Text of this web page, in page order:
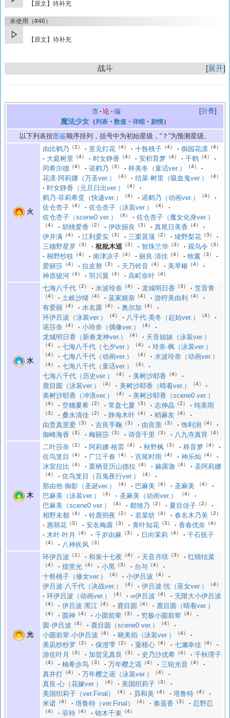
【原文】待补充
未使用（#46）
【原文】待补充
展开
战斗
折叠
查 论 编
魔法少女 （列表 ・ 数值 ・ 详细 ・ 剧情）
以下列表按图鉴顺序排列，括号中为初始星级，“？”为预测星级。
火
由比鹤乃 （2） 里见灯花 （4） 十咎桃子 （4） 御园花凛 （4）
大庭树里 （4） 时女静香 （4） 安积育梦 （4） 千鹤 （4）
冈希尔德 （4） 谣鹤乃 （3） 梓美冬（童话ver.） （4）
花凛·阿莉娜（万圣ver.） （4） 结菜·树里（吸血鬼ver.） （4）
时女静香（元旦日出ver.） （4）
鹤乃·菲莉希亚（快递ver.） （4） 谣鹤乃（动画ver.） （4）
佐仓杏子 （4） 佐仓杏子（泳装ver.） （4）
佐仓杏子（scene0 ver.） （4） 佐仓杏子（魔女化身ver.）
（4） 胡桃爱香 （2） 伊吹丽良 （3） 真尾日美香 （4）
伊并满 （4） 江利爱实 （3） 三栗菖蒲 （2） 绫野梨花 （3）
三穗野星罗 （3） 枇枇木巡 （3） 智珠兰华 （3） 观鸟令 （3）
桐野纱枝 （4） 南津凉子 （4） 丽良·清佳 （4） 牧薰 （3）
爱丽莎 （4） 拉皮努 （3） 天乃铃音 （4） 美琴椿 （4）
神原骏河 （4） 羽川翼 （4） 高町奈叶 （4）
水
七海八千代 （2） 水波玲奈 （4） 龙城明日香 （3） 笠音青
（4） 土岐沙绪 （4） 蓝家姬奈 （4） 游狩美由利 （4）
有爱丽 （4） 水名露 （4） 奥尔加 （4）
环伊吕波（泳装ver.） （4） 八千代·美冬（起始ver.） （4）
谣莎奈 （4） 小玲奈（偶像ver.） （4）
龙城明日香（新春龙神ver.） （4） 天音姐妹（泳装ver.）
（4） 七海八千代（七夕ver.） （4） 玲奈·枫（泳装ver.）
（4） 七海八千代（动画ver.） （4） 水波玲奈（动画ver.）
（4） 七海八千代（童话ver.） （4）
七海八千代（历史ver.） （4） 美树沙耶香 （4）
鹿目圆（泳装ver.） （4） 美树沙耶香（晴着ver.） （4）
美树沙耶香（冲浪ver.） （4） 美树沙耶香（scene0 ver.）
（4） 空穗夏希 （2） 常盘七夏 （3） 志伸晶 （2） 纯美雨
（3） 桑水清佳 （2） 静海木叶 （4） 梢麻友 （4）
由贵真里爱 （3） 吉良手鞠 （3） 由良萤 （3） 饰利润 （4）
御崎海香 （3） 梅丽莎 （3） 诗音千里 （3） 八九寺真宵 （4）
木
二叶莎奈 （2） 阿莉娜·格雷 （4） 秋野枫 （3） 柊音梦 （4）
佐鸟笼目 （4） 广江千春 （4） 宫尾时雨 （4） 神乐灿 （4）
冰室拉比 （4） 栗栖亚历山德拉 （4） 赫露迦 （4） 圣阿莉娜
（4） 佐鸟笼目（百鬼夜行ver.） （4）
那由他·御影（圣诞ver.） （4） 巴麻美 （4） 圣麻美 （4）
巴麻美（泳装ver.） （4） 圣麻美（动画ver.） （4）
巴麻美（scene0 ver.） （4） 都雏乃 （2） 夏目佳子 （2）
相野未都 （4） 铃鹿朔夜 （2） 若菜纺 （4） 春名木乃美 （2）
惠萌花 （3） 安名梅露 （3） 青叶知花 （3） 香春优奈 （4）
木叶·叶月 （4） 千岁由麻 （3） 日向茉莉 （4） 千石抚子
（4） 八神疾风 （3）
光
环伊吕波 （1） 和泉十七夜 （4） 天音月咲 （3） 红晴结菜
（4） 煌里光 （4） 小黑 （3） 台与 （4）
十咎桃子（修女ver.） （4） 小伊吕波 （4）
伊吕波·八千代（决战ver.） （4） 伊吕波·忧（巫女ver.） （4）
环伊吕波（动画ver.） （4） ∞伊吕波 （4） 无限大小伊吕波
（4） 伊吕波·黑江 （4） 鹿目圆 （4） 鹿目圆（晴着ver.）
（4） 圆神 （4） 小圆前辈 （3） 究极小圆前辈 （4）
圆·伊吕波 （4） 鹿目圆（scene0 ver.） （4）
小圆前辈·小伊吕波 （4） 晓美焰（泳装ver.） （4）
美凪纱纱罗 （2） 保澄雫 （2） 粟根心 （4） 七濑幸佳 （4）
游佐叶月 （3） 加贺见真良 （3） 史乃沙优希 （4） 千秋理子
（4） 柚希步鸟 （3） 万年樱之谣 （4） 三轮光音 （4）
真井灯 （4） 万年樱之谣（泳装ver.） （4）
真良·心（花嫁ver.） （4） 美国织莉子 （3）
美国织莉子（ver.Final） （4） 昴和美 （4） 塔鲁特 （4）
米诺 （4） 塔鲁特（ver.Final） （4） 奏遥香 （3） 忍野忍
（4） 菲特 （4） 锦木千束 （4）